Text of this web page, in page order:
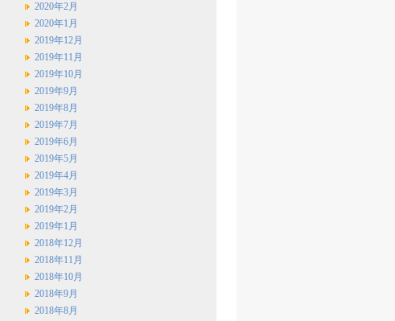
2020年2月
2020年1月
2019年12月
2019年11月
2019年10月
2019年9月
2019年8月
2019年7月
2019年6月
2019年5月
2019年4月
2019年3月
2019年2月
2019年1月
2018年12月
2018年11月
2018年10月
2018年9月
2018年8月